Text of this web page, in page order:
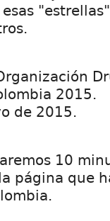
2015.
de 2015.
10
página que